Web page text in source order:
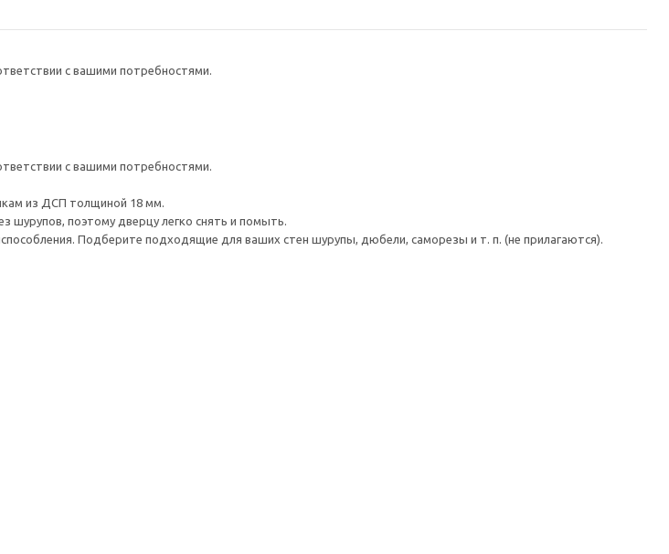
с вашими потребностями.
с вашими потребностями.
из ДСП толщиной 18 мм.
шурупов, поэтому дверцу легко снять и помыть.
Подберите подходящие для ваших стен шурупы, дюбели, саморезы и т. п. (не прилагаются).